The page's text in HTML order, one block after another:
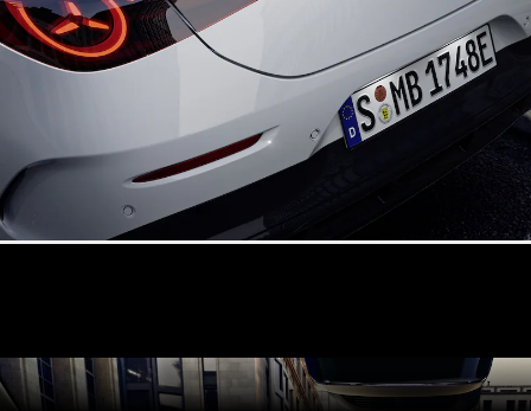
Brake
Trieda C
kombi
Trieda E
kombi
Trieda E All-
Terrain
Konfigurátor
Hatchback